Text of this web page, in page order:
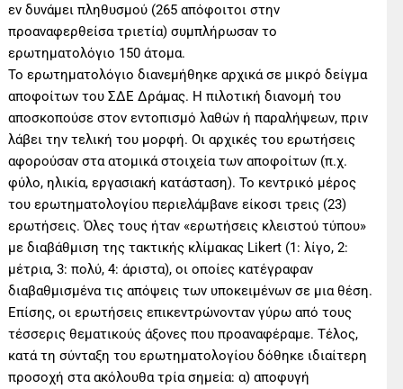
εν δυνάμει πληθυσμού (265 απόφοιτοι στην
προαναφερθείσα τριετία) συμπλήρωσαν το
ερωτηματολόγιο 150 άτομα.
Το ερωτηματολόγιο διανεμήθηκε αρχικά σε μικρό δείγμα
αποφοίτων του ΣΔΕ Δράμας. Η πιλοτική διανομή του
αποσκοπούσε στον εντοπισμό λαθών ή παραλήψεων, πριν
λάβει την τελική του μορφή. Οι αρχικές του ερωτήσεις
αφορούσαν στα ατομικά στοιχεία των αποφοίτων (π.χ.
φύλο, ηλικία, εργασιακή κατάσταση). Το κεντρικό μέρος
του ερωτηματολογίου περιελάμβανε είκοσι τρεις (23)
ερωτήσεις. Όλες τους ήταν «ερωτήσεις κλειστού τύπου»
με διαβάθμιση της τακτικής κλίμακας Likert (1: λίγο, 2:
μέτρια, 3: πολύ, 4: άριστα), οι οποίες κατέγραφαν
διαβαθμισμένα τις απόψεις των υποκειμένων σε μια θέση.
Επίσης, οι ερωτήσεις επικεντρώνονταν γύρω από τους
τέσσερις θεματικούς άξονες που προαναφέραμε. Τέλος,
κατά τη σύνταξη του ερωτηματολογίου δόθηκε ιδιαίτερη
προσοχή στα ακόλουθα τρία σημεία: α) αποφυγή